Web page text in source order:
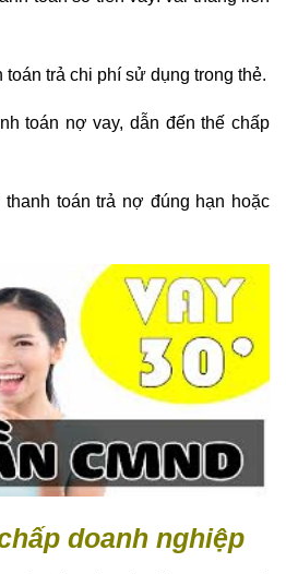
doanh nghiệp
vừa và nhỏ, công ty. Cơ sở
cầu vay vốn để phát triển sản
gấp có tiền trong ngày lên
hàng. Đối với doanh nghiệp
bạn phải có tài sản đảm bảo để
cấp cho mình Chứng minh thư
đăng ký kinh doanh dài hạn.